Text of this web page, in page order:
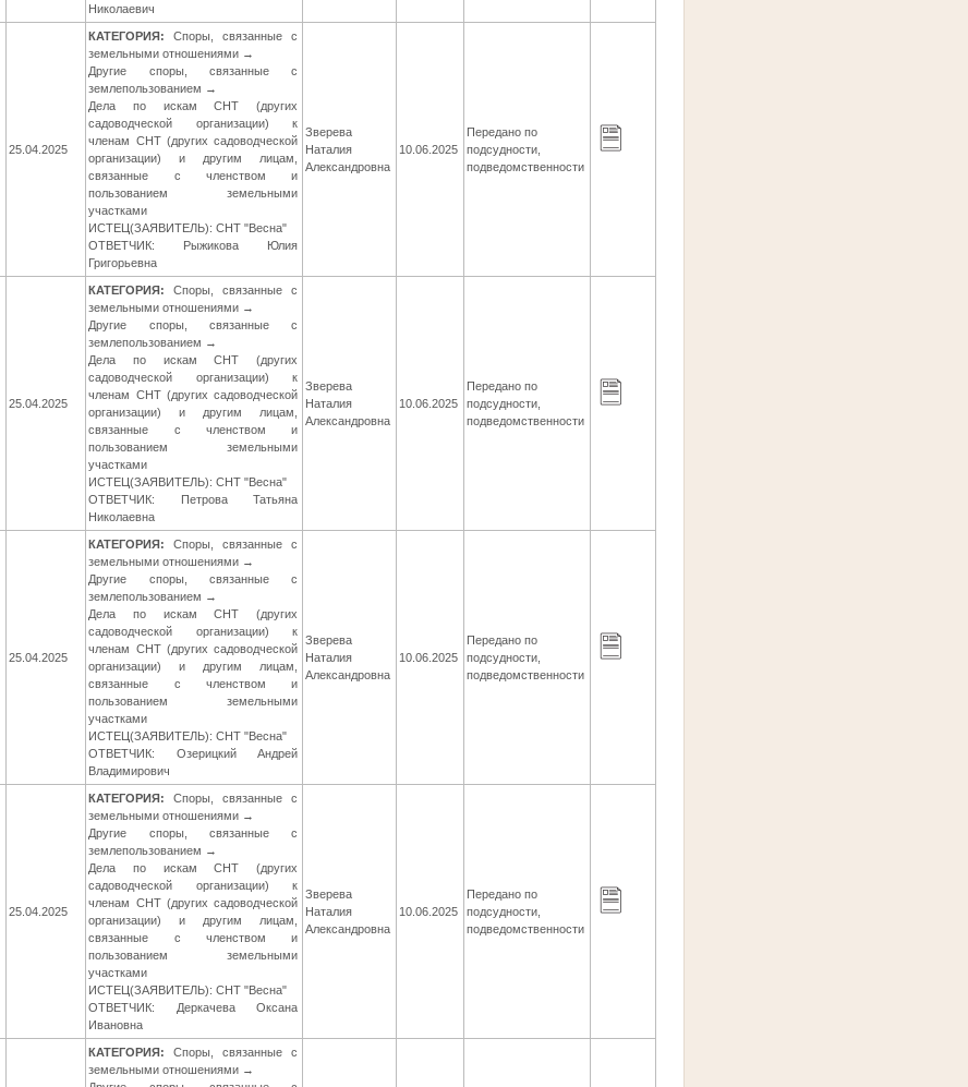
Николаевич
25.04.2025
КАТЕГОРИЯ: Споры, связанные с
земельными отношениями →
Другие споры, связанные с
землепользованием →
Дела по искам СНТ (других
садоводческой организации) к
членам СНТ (других садоводческой
организации) и другим лицам,
связанные с членством и
пользованием земельными
участками
ИСТЕЦ(ЗАЯВИТЕЛЬ): СНТ "Весна"
ОТВЕТЧИК: Рыжикова Юлия
Григорьевна
Зверева
Наталия
Александровна
10.06.2025
Передано по
подсудности,
подведомственности
25.04.2025
КАТЕГОРИЯ: Споры, связанные с
земельными отношениями →
Другие споры, связанные с
землепользованием →
Дела по искам СНТ (других
садоводческой организации) к
членам СНТ (других садоводческой
организации) и другим лицам,
связанные с членством и
пользованием земельными
участками
ИСТЕЦ(ЗАЯВИТЕЛЬ): СНТ "Весна"
ОТВЕТЧИК: Петрова Татьяна
Николаевна
Зверева
Наталия
Александровна
10.06.2025
Передано по
подсудности,
подведомственности
25.04.2025
КАТЕГОРИЯ: Споры, связанные с
земельными отношениями →
Другие споры, связанные с
землепользованием →
Дела по искам СНТ (других
садоводческой организации) к
членам СНТ (других садоводческой
организации) и другим лицам,
связанные с членством и
пользованием земельными
участками
ИСТЕЦ(ЗАЯВИТЕЛЬ): СНТ "Весна"
ОТВЕТЧИК: Озерицкий Андрей
Владимирович
Зверева
Наталия
Александровна
10.06.2025
Передано по
подсудности,
подведомственности
25.04.2025
КАТЕГОРИЯ: Споры, связанные с
земельными отношениями →
Другие споры, связанные с
землепользованием →
Дела по искам СНТ (других
садоводческой организации) к
членам СНТ (других садоводческой
организации) и другим лицам,
связанные с членством и
пользованием земельными
участками
ИСТЕЦ(ЗАЯВИТЕЛЬ): СНТ "Весна"
ОТВЕТЧИК: Деркачева Оксана
Ивановна
Зверева
Наталия
Александровна
10.06.2025
Передано по
подсудности,
подведомственности
КАТЕГОРИЯ: Споры, связанные с
земельными отношениями →